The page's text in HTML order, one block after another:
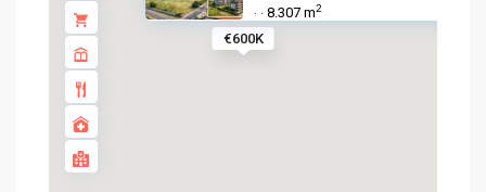
€600K
· · 8.307 m2